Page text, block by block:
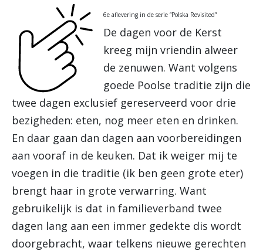
6e aflevering in de serie “Polska Revisited”
De dagen voor de Kerst
kreeg mijn vriendin alweer
de zenuwen. Want volgens
goede Poolse traditie zijn die
twee dagen exclusief gereserveerd voor drie
bezigheden: eten, nog meer eten en drinken.
En daar gaan dan dagen aan voorbereidingen
aan vooraf in de keuken. Dat ik weiger mij te
voegen in die traditie (ik ben geen grote eter)
brengt haar in grote verwarring. Want
gebruikelijk is dat in familieverband twee
dagen lang aan een immer gedekte dis wordt
doorgebracht, waar telkens nieuwe gerechten